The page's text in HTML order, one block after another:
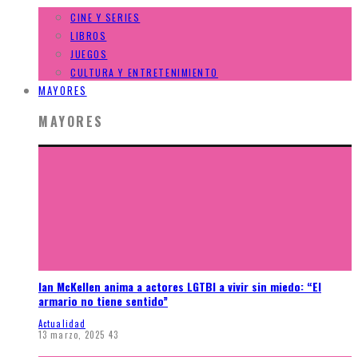
CINE Y SERIES
LIBROS
JUEGOS
CULTURA Y ENTRETENIMIENTO
MAYORES
MAYORES
Ian McKellen anima a actores LGTBI a vivir sin miedo: “El
armario no tiene sentido”
Actualidad
13 marzo, 2025 43